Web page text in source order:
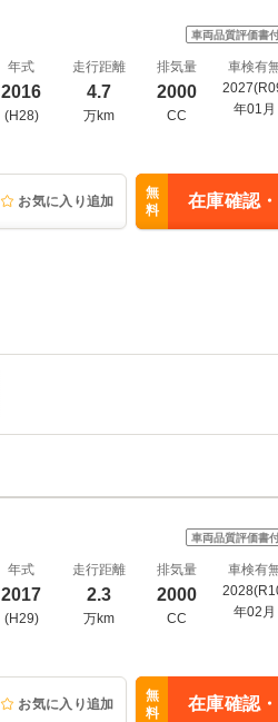
車両品質評価書
年式
2016
(H28)
走行距離
4.7
万km
排気量
2000
CC
車検有
年01月
お気に入り追加
無
料
在庫確認
車両品質評価書
年式
2017
(H29)
走行距離
2.3
万km
排気量
2000
CC
車検有
年02月
お気に入り追加
無
料
在庫確認